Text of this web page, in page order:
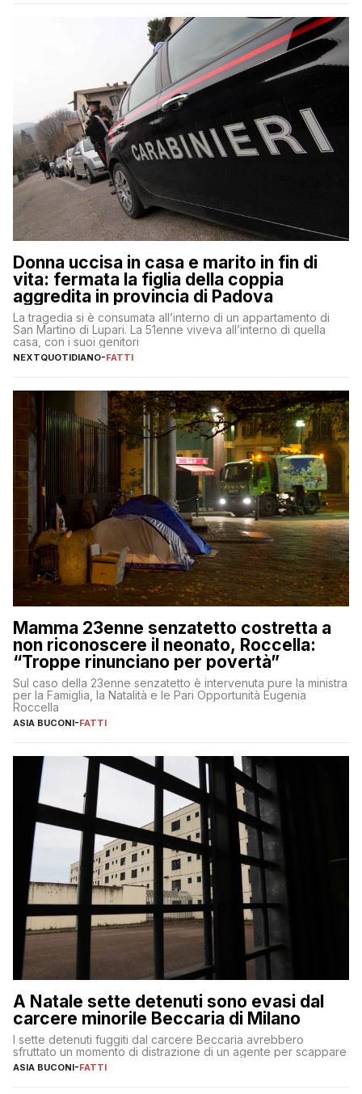
Donna uccisa in casa e marito in fin di
vita: fermata la figlia della coppia
aggredita in provincia di Padova
La tragedia si è consumata all’interno di un appartamento di
San Martino di Lupari. La 51enne viveva all’interno di quella
casa, con i suoi genitori
NEXTQUOTIDIANO-FATTI
Mamma 23enne senzatetto costretta a
non riconoscere il neonato, Roccella:
“Troppe rinunciano per povertà”
Sul caso della 23enne senzatetto è intervenuta pure la ministra
per la Famiglia, la Natalità e le Pari Opportunità Eugenia
Roccella
ASIA BUCONI-FATTI
A Natale sette detenuti sono evasi dal
carcere minorile Beccaria di Milano
I sette detenuti fuggiti dal carcere Beccaria avrebbero
sfruttato un momento di distrazione di un agente per scappare
ASIA BUCONI-FATTI